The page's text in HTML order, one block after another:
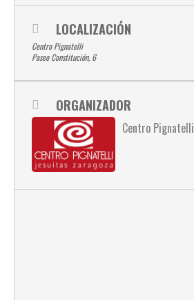
LOCALIZACIÓN
Centro Pignatelli
Paseo Constitución, 6
ORGANIZADOR
Centro Pignatelli